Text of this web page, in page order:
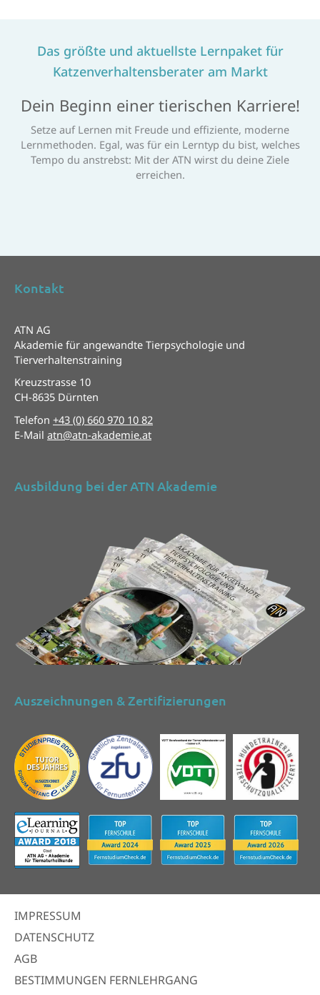
Das größte und aktuellste Lernpaket für
Katzenverhaltensberater am Markt
Dein Beginn einer tierischen Karriere!
Setze auf Lernen mit Freude und effiziente, moderne
Lernmethoden. Egal, was für ein Lerntyp du bist, welches
Tempo du anstrebst: Mit der ATN wirst du deine Ziele
erreichen.
Kontakt
ATN AG
Akademie für angewandte Tierpsychologie und
Tierverhaltenstraining
Kreuzstrasse 10
CH-8635 Dürnten
Telefon +43 (0) 660 970 10 82
E-Mail atn@atn-akademie.at
Ausbildung bei der ATN Akademie
Auszeichnungen & Zertifizierungen
IMPRESSUM
DATENSCHUTZ
AGB
BESTIMMUNGEN FERNLEHRGANG